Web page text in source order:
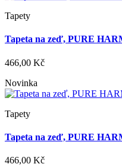
Tapety
Tapeta na zeď, PURE
466,00 Kč
Novinka
Tapety
Tapeta na zeď, PURE
466,00 Kč